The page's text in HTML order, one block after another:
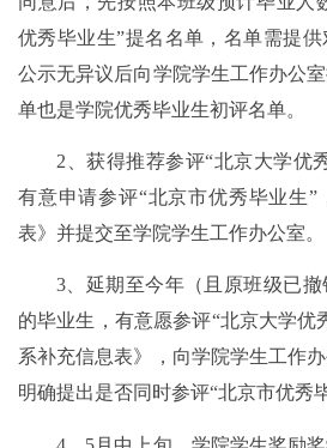
优秀毕业生”提名名单，名单需提
公示无异议后向学院学生工作办公
单也是学院优秀毕业生初评名单。
2、获得推荐参评“北京大学优
有意申请参评“北京市优秀毕业生”
表》并提交至学院学生工作办公室。
3、延期至今年（且原班级已
的毕业生，有意愿参评“北京大学优
系补充信息表》，向学院学生工作
明确提出是否同时参评“北京市优秀